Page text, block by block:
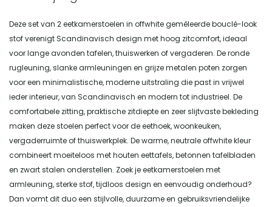
Deze set van 2 eetkamerstoelen in offwhite gemêleerde bouclé-look
stof verenigt Scandinavisch design met hoog zitcomfort, ideaal
voor lange avonden tafelen, thuiswerken of vergaderen. De ronde
rugleuning, slanke armleuningen en grijze metalen poten zorgen
voor een minimalistische, moderne uitstraling die past in vrijwel
ieder interieur, van Scandinavisch en modern tot industrieel. De
comfortabele zitting, praktische zitdiepte en zeer slijtvaste bekleding
maken deze stoelen perfect voor de eethoek, woonkeuken,
vergaderruimte of thuiswerkplek. De warme, neutrale offwhite kleur
combineert moeiteloos met houten eettafels, betonnen tafelbladen
en zwart stalen onderstellen. Zoek je eetkamerstoelen met
armleuning, sterke stof, tijdloos design en eenvoudig onderhoud?
Dan vormt dit duo een stijlvolle, duurzame en gebruiksvriendelijke